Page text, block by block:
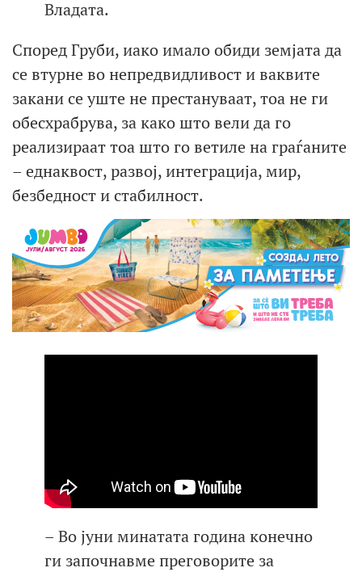
Владата.
Според Груби, иако имало обиди земјата да
се втурне во непредвидливост и ваквите
закани се уште не престануваат, тоа не ги
обесхрабрува, за како што вели да го
реализираат тоа што го ветиле на граѓаните
– еднаквост, развој, интеграција, мир,
безбедност и стабилност.
– Во јуни минатата година конечно
ги започнавме преговорите за